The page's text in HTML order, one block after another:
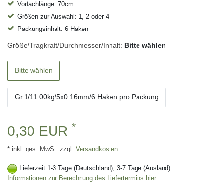
Vorfachlänge: 70cm
Größen zur Auswahl: 1, 2 oder 4
Packungsinhalt: 6 Haken
Größe/Tragkraft/Durchmesser/Inhalt: Bitte wählen
Bitte wählen
Gr.1/11.00kg/5x0.16mm/6 Haken pro Packung
0,30 EUR *
* inkl. ges. MwSt. zzgl. Versandkosten
Lieferzeit 1-3 Tage (Deutschland); 3-7 Tage (Ausland)
Informationen zur Berechnung des Liefertermins hier